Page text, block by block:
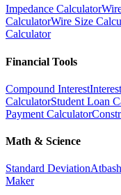
Impedance Calculator
CalculatorWire Size
Calculator
Financial Tools
Compound Interest
CalculatorStudent Loan
Payment Calculator
Math & Science
Standard Deviation
Maker